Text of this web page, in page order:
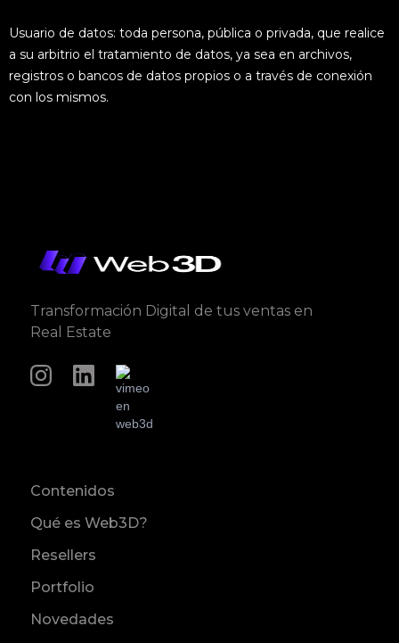
Usuario de datos: toda persona, pública o privada, que realice
a su arbitrio el tratamiento de datos, ya sea en archivos,
registros o bancos de datos propios o a través de conexión
con los mismos.
Transformación Digital de tus ventas en
Real Estate
Contenidos
Qué es Web3D?
Resellers
Portfolio
Novedades